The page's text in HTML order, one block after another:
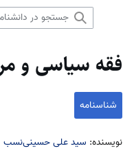
فقه سیاسی و
شناسنامه
نویسنده: سید علی حسینی‌نسب